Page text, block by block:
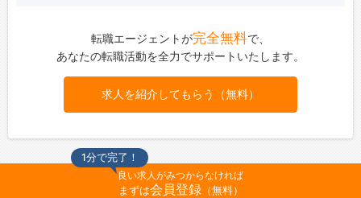
転職エージェントが完全無料で、
あなたの転職活動を全力でサポートいたします。
求人を紹介してもらう（無料）
1分で完了！
良い求人がみつからなければ
まずは会員登録（無料）